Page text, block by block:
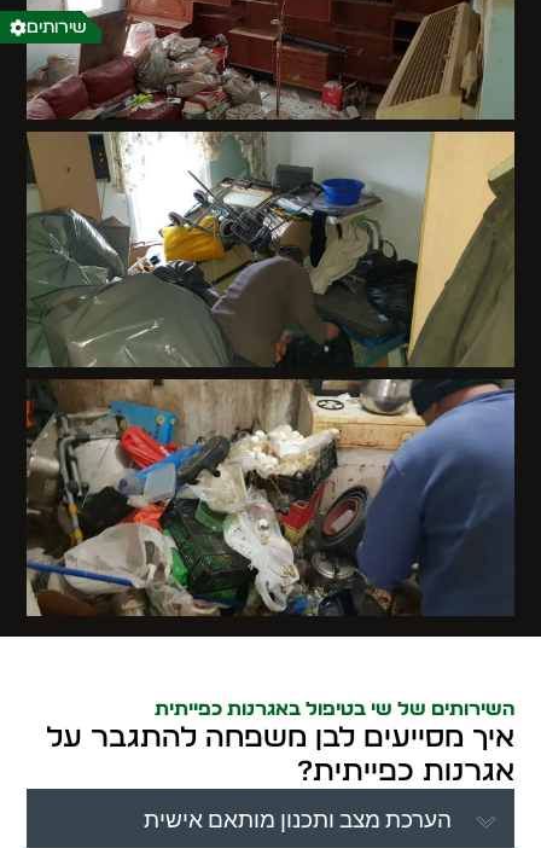
השירותים של שי בטיפול באגרנות כפייתית
איך מסייעים לבן משפחה להתגבר על
אגרנות כפייתית?
הערכת מצב ותכנון מותאם אישית
שירותים